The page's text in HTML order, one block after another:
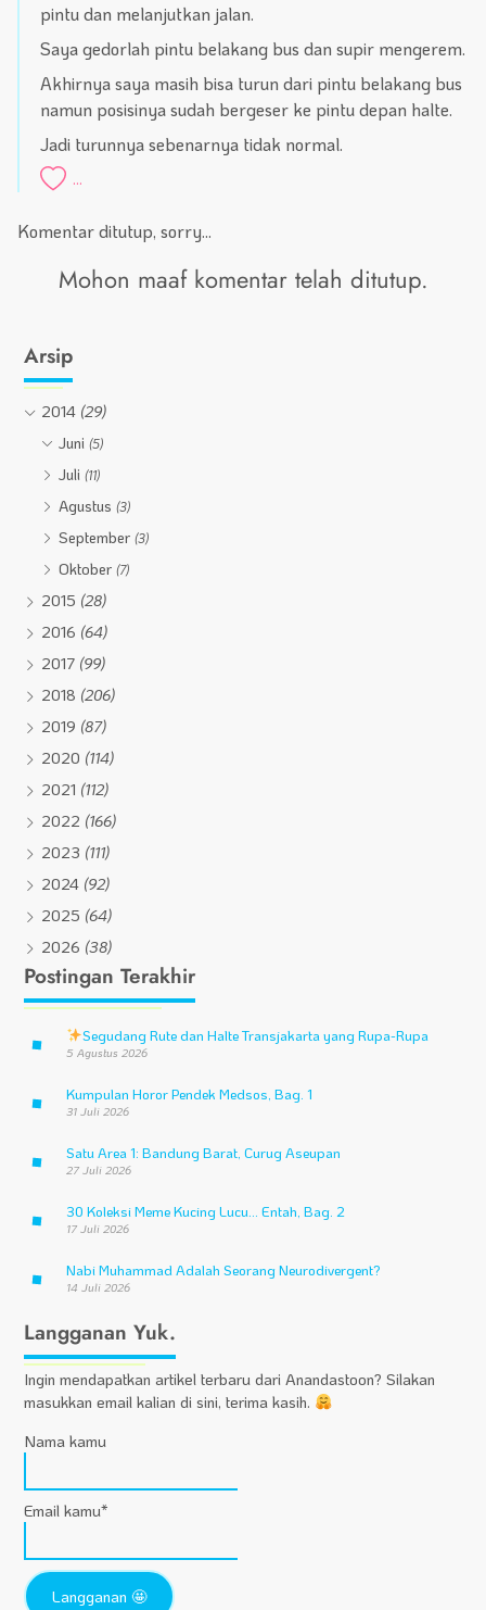
pintu dan melanjutkan jalan.
Saya gedorlah pintu belakang bus dan supir mengerem.
Akhirnya saya masih bisa turun dari pintu belakang bus
namun posisinya sudah bergeser ke pintu depan halte.
Jadi turunnya sebenarnya tidak normal.
...
Komentar ditutup, sorry...
Mohon maaf komentar telah ditutup.
Arsip
2014 (29)
Juni(5)
Juli(11)
Agustus(3)
September(3)
Oktober(7)
2015 (28)
2016 (64)
2017 (99)
2018 (206)
2019 (87)
2020 (114)
2021 (112)
2022 (166)
2023 (111)
2024 (92)
2025 (64)
2026 (38)
Postingan Terakhir
Segudang Rute dan Halte Transjakarta yang Rupa-Rupa
5 Agustus 2026
Kumpulan Horor Pendek Medsos, Bag. 1
31 Juli 2026
Satu Area 1: Bandung Barat, Curug Aseupan
27 Juli 2026
30 Koleksi Meme Kucing Lucu… Entah, Bag. 2
17 Juli 2026
Nabi Muhammad Adalah Seorang Neurodivergent?
14 Juli 2026
Langganan Yuk.
Ingin mendapatkan artikel terbaru dari Anandastoon? Silakan
masukkan email kalian di sini, terima kasih.
Nama kamu
Email kamu*